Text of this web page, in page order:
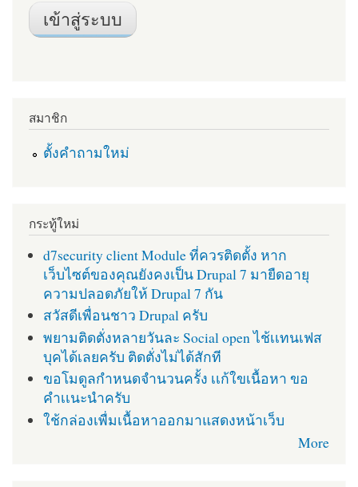
สมาชิก
ตั้งคำถามใหม่
กระทู้ใหม่
d7security client Module ที่ควรติดตั้ง หาก
เว็บไซต์ของคุณยังคงเป็น Drupal 7 มายืดอายุ
ความปลอดภัยให้ Drupal 7 กัน
สวัสดีเพื่อนชาว Drupal ครับ
พยามติดตั่งหลายวันละ Social open ไช้เเทนเฟส
บุคได้เลยครับ ติดตั่งไม่ได้สักที
ขอโมดูลกำหนดจำนวนครั้ง เเก้ใขเนื้อหา ขอ
คำเเนะนำครับ
ใช้กล่องเพื่มเนื้อหาออกมาแสดงหน้าเว็บ
More